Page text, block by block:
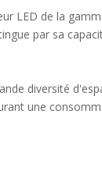
LED de la
par sa
diversité
une